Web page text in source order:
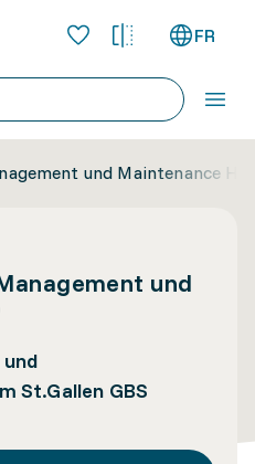
FR
und Maintenance
und
St.Gallen GBS